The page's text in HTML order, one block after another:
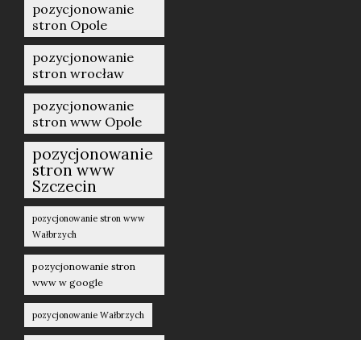
pozycjonowanie
stron Opole
pozycjonowanie
stron wrocław
pozycjonowanie
stron www Opole
pozycjonowanie
stron www
Szczecin
pozycjonowanie stron www
Wałbrzych
pozycjonowanie stron
www w google
pozycjonowanie Wałbrzych